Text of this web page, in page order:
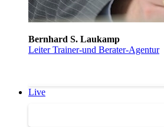
Bernhard S. Laukamp
Leiter Trainer-und Berater-Agentur
Live